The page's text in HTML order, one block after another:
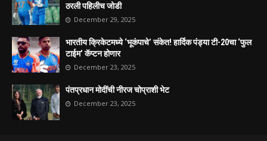
ठरली पहिलीच जोडी
December 29, 2025
भारतीय क्रिकेटमध्ये ‘भूकंपाचे’ संकेत! हार्दिक पंड्या टी-20चा ‘फुल
टाईम’ कॅप्टन होणार
December 23, 2025
पंतप्रधान मोदींची नीरज चोप्राशी भेट
December 23, 2025